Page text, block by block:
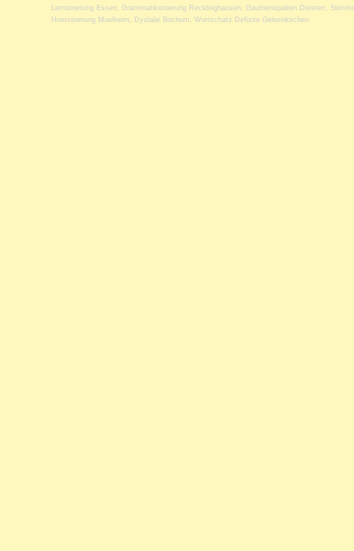
Lernstoerung Essen , Grammatikstoerung Recklinghausen , Gaumenspalten Dorsten ,
Hoerstoerung Muelheim , Dyslalie Bochum , Wortschatz Defizite Gelsenkirchen